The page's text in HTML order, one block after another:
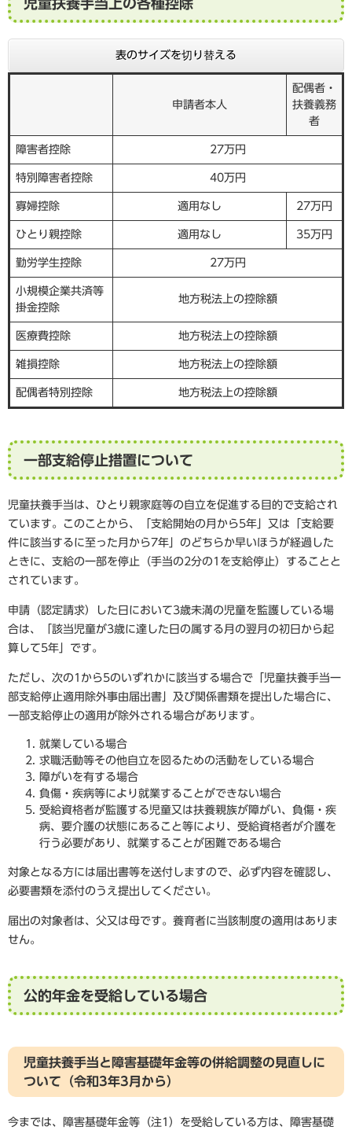
児童扶養手当上の各種控除
表のサイズを切り替える
申請者本人
配偶者・
扶養義務
者
障害者控除 27万円
特別障害者控除 40万円
寡婦控除 適用なし 27万円
ひとり親控除 適用なし 35万円
勤労学生控除 27万円
小規模企業共済等
掛金控除
地方税法上の控除額
医療費控除 地方税法上の控除額
雑損控除 地方税法上の控除額
配偶者特別控除 地方税法上の控除額
一部支給停止措置について
児童扶養手当は、ひとり親家庭等の自立を促進する目的で支給され
ています。このことから、「支給開始の月から5年」又は「支給要
件に該当するに至った月から7年」のどちらか早いほうが経過した
ときに、支給の一部を停止（手当の2分の1を支給停止）することと
されています。
申請（認定請求）した日において3歳未満の児童を監護している場
合は、「該当児童が3歳に達した日の属する月の翌月の初日から起
算して5年」です。
ただし、次の1から5のいずれかに該当する場合で「児童扶養手当一
部支給停止適用除外事由届出書」及び関係書類を提出した場合に、
一部支給停止の適用が除外される場合があります。
就業している場合
求職活動等その他自立を図るための活動をしている場合
障がいを有する場合
負傷・疾病等により就業することができない場合
受給資格者が監護する児童又は扶養親族が障がい、負傷・疾
病、要介護の状態にあること等により、受給資格者が介護を
行う必要があり、就業することが困難である場合
対象となる方には届出書等を送付しますので、必ず内容を確認し、
必要書類を添付のうえ提出してください。
届出の対象者は、父又は母です。養育者に当該制度の適用はありま
せん。
公的年金を受給している場合
児童扶養手当と障害基礎年金等の併給調整の見直しに
ついて（令和3年3月から）
今までは、障害基礎年金等（注1）を受給している方は、障害基礎